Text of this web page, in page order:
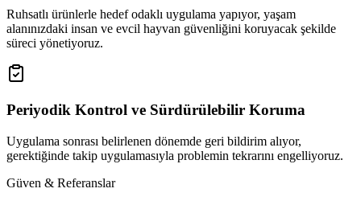
Ruhsatlı ürünlerle hedef odaklı uygulama yapıyor, yaşam
alanınızdaki insan ve evcil hayvan güvenliğini koruyacak şekilde
süreci yönetiyoruz.
Periyodik Kontrol ve Sürdürülebilir Koruma
Uygulama sonrası belirlenen dönemde geri bildirim alıyor,
gerektiğinde takip uygulamasıyla problemin tekrarını engelliyoruz.
Güven & Referanslar